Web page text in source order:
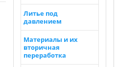
Литье под
давлением
Материалы и их
вторичная
переработка